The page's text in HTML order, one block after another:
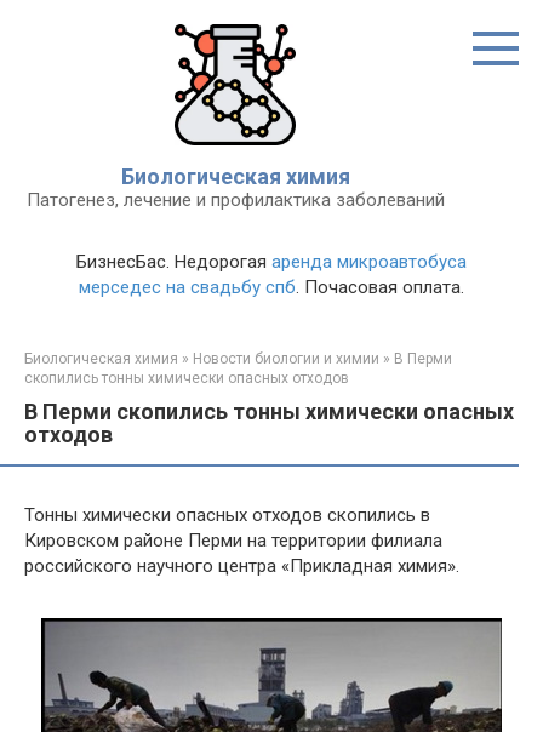
Биологическая химия
Патогенез, лечение и профилактика заболеваний
БизнесБас. Недорогая аренда микроавтобуса
мерседес на свадьбу спб. Почасовая оплата.
Биологическая химия » Новости биологии и химии » В Перми
скопились тонны химически опасных отходов
В Перми скопились тонны химически опасных
отходов
Тонны химически опасных отходов скопились в
Кировском районе Перми на территории филиала
российского научного центра «Прикладная химия».